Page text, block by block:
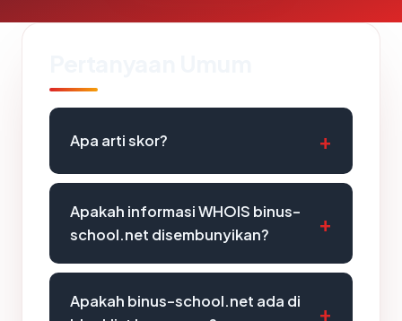
Apa arti skor?
Apakah informasi WHOIS binus-
school.net disembunyikan?
Apakah binus-school.net ada di